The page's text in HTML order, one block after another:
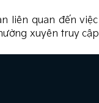
liên quan đến
xuyên truy